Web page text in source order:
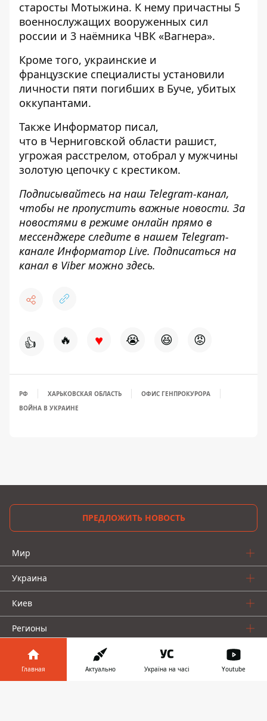
старосты Мотыжина. К нему причастны 5
военнослужащих вооруженных сил
россии и 3 наёмника ЧВК «Вагнера».
Кроме того, украинские и
французские специалисты установили
личности пяти погибших в Буче, убитых
оккупантами.
Также Информатор писал,
что в Черниговской области рашист,
угрожая расстрелом, отобрал у мужчины
золотую цепочку с крестиком.
Подписывайтесь на наш Telegram-канал,
чтобы не пропустить важные новости. За
новостями в режиме онлайн прямо в
мессенджере следите в нашем Telegram-
канале Информатор Live. Подписаться на
канал в Viber можно здесь.
👍 🔥 ♥ 😭 😆 😡
РФ ХАРЬКОВСКАЯ ОБЛАСТЬ
ОФИС ГЕНПРОКУРОРА
ВОЙНА В УКРАИНЕ
ПРЕДЛОЖИТЬ НОВОСТЬ
Мир
Украина
Киев
Регионы
Деньги
Шоу-биз
Главная Актуально Україна на часі Youtube